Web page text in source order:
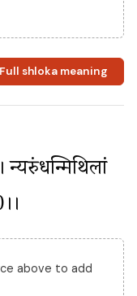
Full shloka meaning
above to add